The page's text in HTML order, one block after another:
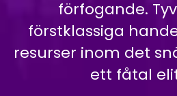
förfogande.
förstklassiga
resurser inom det
ett fåtal